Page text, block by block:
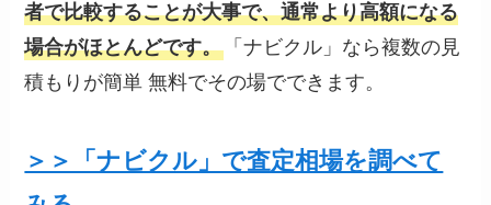
者で比較することが大事で、通常より高額になる
場合がほとんどです。 「ナビクル」なら複数の見
積もりが簡単 無料でその場でできます。
＞＞「ナビクル」で査定相場を調べて